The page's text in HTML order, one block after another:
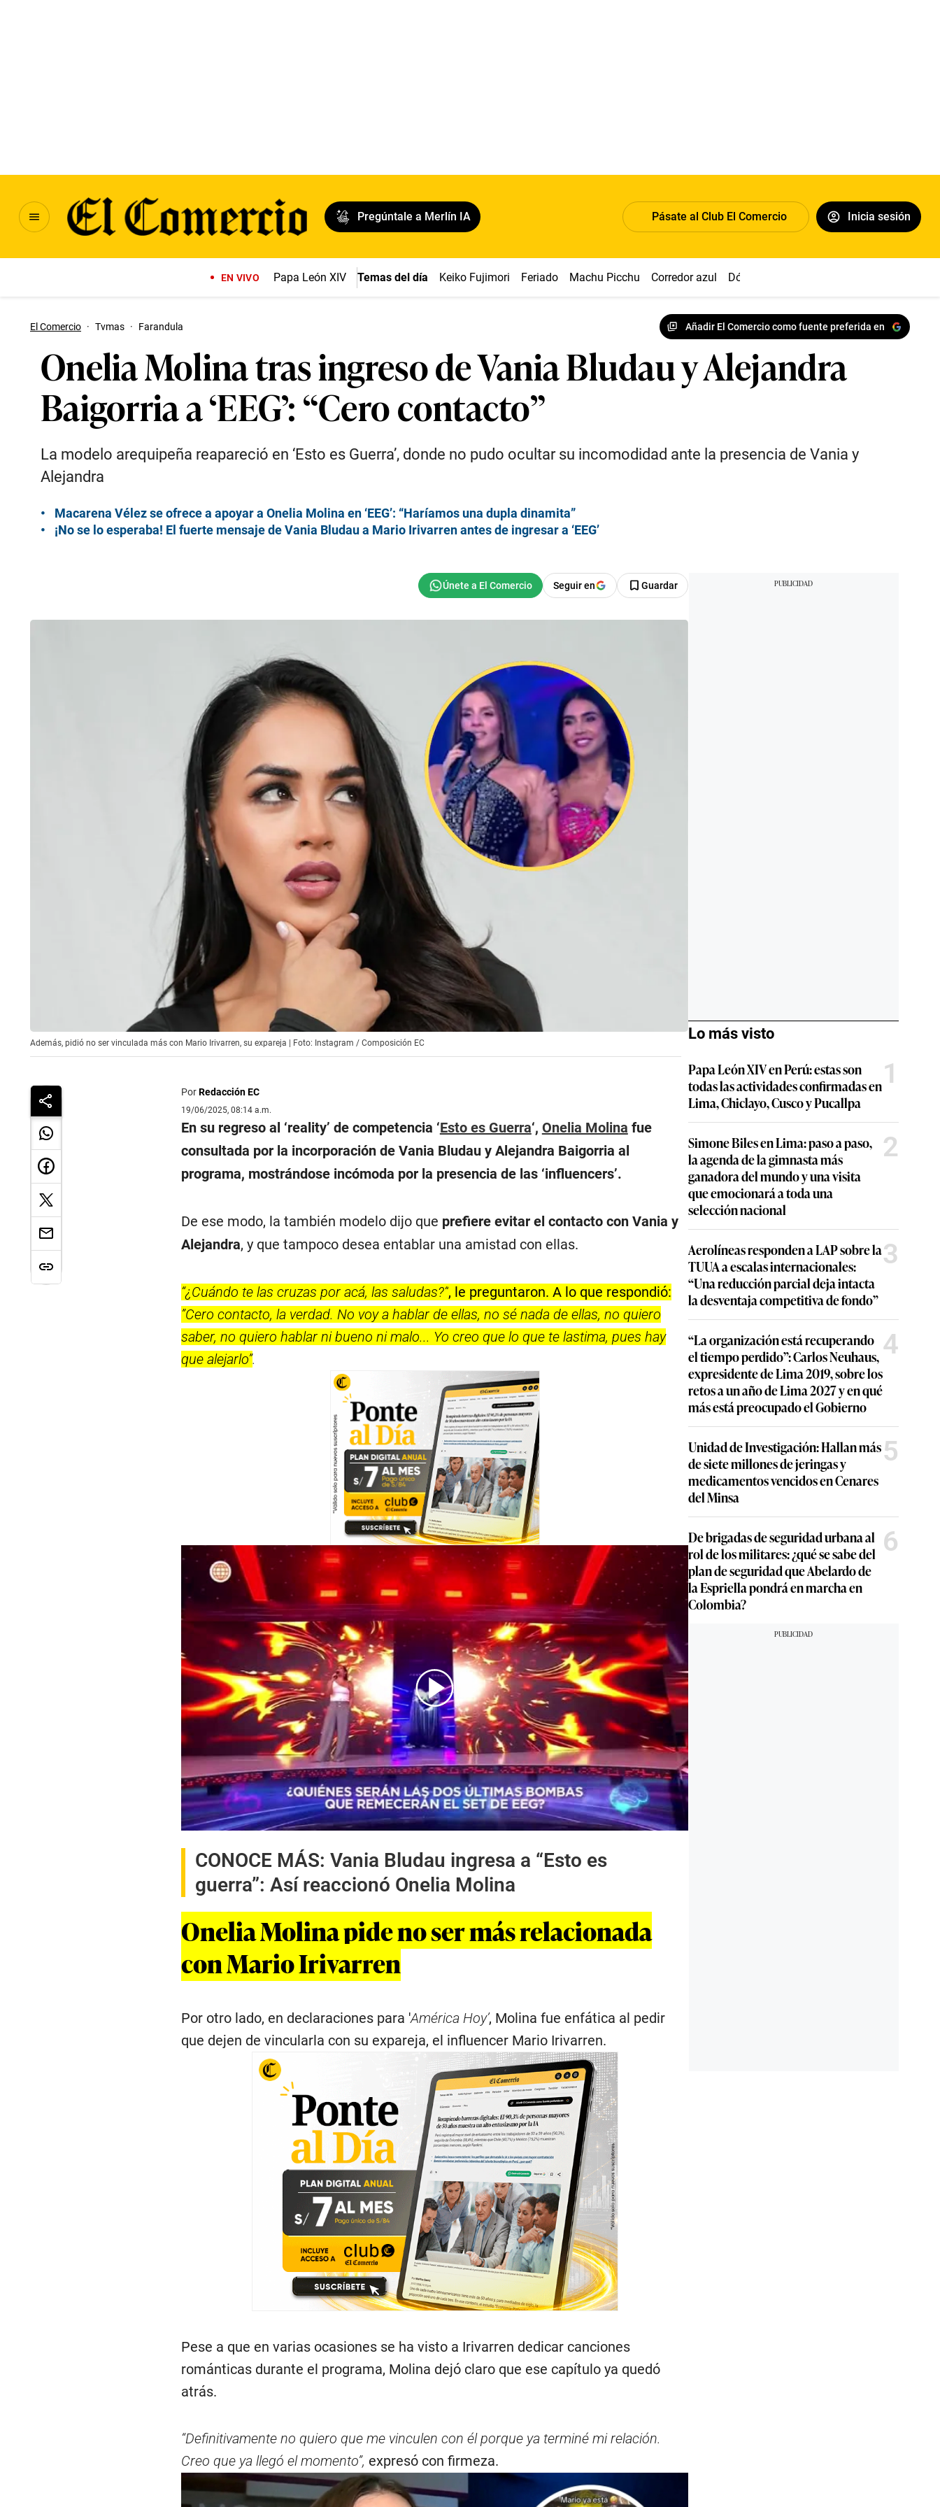
Pregúntale a Merlín IA Pásate al Club El Comercio Inicia sesión
EN VIVO Papa León XIV Temas del día Keiko Fujimori Feriado Machu Picchu Corredor azul Dólar
El Comercio · Tvmas · Farandula Añadir El Comercio como fuente preferida en
Onelia Molina tras ingreso de Vania Bludau y Alejandra
Baigorria a ‘EEG’: “Cero contacto”
La modelo arequipeña reapareció en ‘Esto es Guerra’, donde no pudo ocultar su incomodidad ante la presencia de Vania y
Alejandra
Macarena Vélez se ofrece a apoyar a Onelia Molina en ‘EEG’: “Haríamos una dupla dinamita”
¡No se lo esperaba! El fuerte mensaje de Vania Bludau a Mario Irivarren antes de ingresar a ‘EEG’
Seguir en Guardar
Además, pidió no ser vinculada más con Mario Irivarren, su expareja | Foto: Instagram / Composición EC
PorRedacción EC
19/06/2025, 08:14 a.m.
En su regreso al ‘reality’ de competencia ‘Esto es Guerra‘, Onelia Molina fue
consultada por la incorporación de Vania Bludau y Alejandra Baigorria al
programa, mostrándose incómoda por la presencia de las ‘influencers’.
De ese modo, la también modelo dijo que prefiere evitar el contacto con Vania y
Alejandra, y que tampoco desea entablar una amistad con ellas.
“¿Cuándo te las cruzas por acá, las saludas?“, le preguntaron. A lo que respondió:
”Cero contacto, la verdad. No voy a hablar de ellas, no sé nada de ellas, no quiero
saber, no quiero hablar ni bueno ni malo... Yo creo que lo que te lastima, pues hay
que alejarlo”.
00:00/06:13 Alejandra y Vania ingresan a EEG
CONOCE MÁS: Vania Bludau ingresa a “Esto es
guerra”: Así reaccionó Onelia Molina
Onelia Molina pide no ser más relacionada
con Mario Irivarren
Por otro lado, en declaraciones para 'América Hoy’, Molina fue enfática al pedir
que dejen de vincularla con su expareja, el influencer Mario Irivarren.
Pese a que en varias ocasiones se ha visto a Irivarren dedicar canciones
románticas durante el programa, Molina dejó claro que ese capítulo ya quedó
atrás.
“Definitivamente no quiero que me vinculen con él porque ya terminé mi relación.
Creo que ya llegó el momento”, expresó con firmeza.
Lo más visto
Papa León XIV en Perú: estas son
todas las actividades confirmadas en
Lima, Chiclayo, Cusco y Pucallpa
1
Simone Biles en Lima: paso a paso,
la agenda de la gimnasta más
ganadora del mundo y una visita
que emocionará a toda una
selección nacional
2
Aerolíneas responden a LAP sobre la
TUUA a escalas internacionales:
“Una reducción parcial deja intacta
la desventaja competitiva de fondo”
3
“La organización está recuperando
el tiempo perdido”: Carlos Neuhaus,
expresidente de Lima 2019, sobre los
retos a un año de Lima 2027 y en qué
más está preocupado el Gobierno
4
Unidad de Investigación: Hallan más
de siete millones de jeringas y
medicamentos vencidos en Cenares
del Minsa
5
De brigadas de seguridad urbana al
rol de los militares: ¿qué se sabe del
plan de seguridad que Abelardo de
la Espriella pondrá en marcha en
Colombia?
6